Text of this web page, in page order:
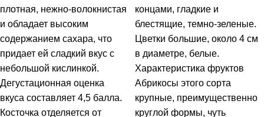
плотная, нежно-волокнистая
и обладает высоким
содержанием сахара, что
придает ей сладкий вкус с
небольшой кислинкой.
Дегустационная оценка
вкуса составляет 4,5 балла.
Косточка отделяется от
концами, гладкие и
блестящие, темно-зеленые.
Цветки большие, около 4 см
в диаметре, белые.
Характеристика фруктов
Абрикосы этого сорта
крупные, преимущественно
круглой формы, чуть